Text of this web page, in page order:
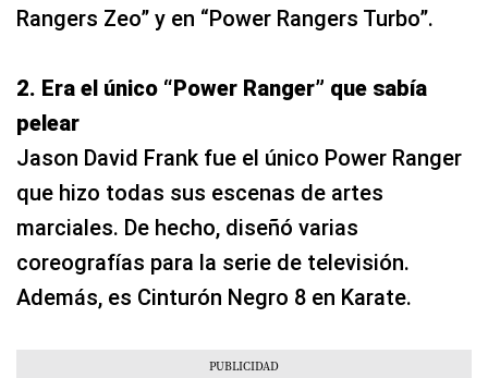
Rangers Zeo” y en “Power Rangers Turbo”.
2. Era el único “Power Ranger” que sabía
pelear
Jason David Frank fue el único Power Ranger
que hizo todas sus escenas de artes
marciales. De hecho, diseñó varias
coreografías para la serie de televisión.
Además, es Cinturón Negro 8 en Karate.